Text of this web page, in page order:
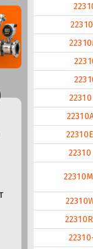
22310